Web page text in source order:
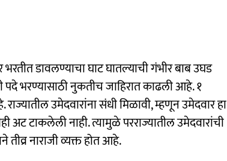
डावलण्याचा घाट घातल्याची गंभीर बाब उघड
भरण्यासाठी नुकतीच जाहिरात काढली आहे. १
उमेदवारांना संधी मिळावी, म्हणून उमेदवार हा
अट टाकलेली नाही. त्यामुळे परराज्यातील उमेदवारांची
नाराजी व्यक्त होत आहे.